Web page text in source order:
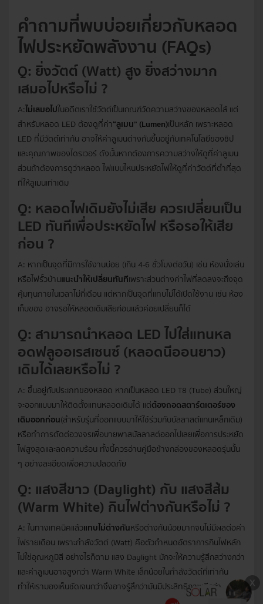
คำถามที่พบบ่อยเกี่ยวกับหลอด
ไฟประหยัดพลังงาน (FAQs)
Q: ยิ่งวัตต์ (Watt) สูง ยิ่งสว่างมาก
เสมอไปหรือไม่ ?
A:ไม่เสมอไปในอดีตเราใช้วัตต์เป็นเกณฑ์วัดความสว่างของหลอดไส้ แต่
สำหรับหลอด LED ต้องดูที่ค่า“ลูเมน” (Lumen)เป็นหลัก เพราะหลอด
LED ที่มีวัตต์เท่ากัน อาจให้ค่าลูเมนต่างกันขึ้นอยู่กับเทคโนโลยีของชิป
และคุณภาพของไดรเวอร์ ดังนั้นหากต้องการความสว่างให้ดูที่ค่าลูเมน
ส่วนถ้าต้องการดูว่าหลอด ไฟแบบไหนประหยัดไฟให้ดูที่ค่าวัตต์ที่ต่ำที่สุด
ที่ให้ลูเมนเท่าเดิม
Q: หลอดไฟเดิมยังไม่เสีย ควรเปลี่ยนเป็น
LED ทันทีเพื่อประหยัดไฟ หรือรอให้เสีย
ก่อน ?
A: หากเป็นจุดที่มีการใช้งานบ่อย (เกิน 4-6 ชั่วโมงต่อวัน) เช่น ห้องนั่งเล่น
หรือไฟรั้วบ้านแนะนำให้เปลี่ยนทันทีเพราะส่วนต่างค่าไฟที่ลดลงจะถึงจุด
คุ้มทุนภายในเวลาไม่กี่เดือน แต่หากเป็นจุดที่แทบไม่ได้เปิดใช้งาน เช่น ห้อง
เก็บของ อาจรอให้หลอดเดิมเสียก่อนแล้วค่อยเปลี่ยนก็ได้
Q: สามารถนำหลอด LED ไปใส่แทนหล
อดฟลูออเรสเซนซ์ (หลอดนีออนยาว)
เดิมได้เลยหรือไม่ ?
A: ขึ้นอยู่กับประเภทของหลอด หากเป็นหลอด LED T8 (Tube) ส่วนใหญ่
จะออกแบบมาให้ติดตั้งแทนหลอดเดิมได้ แต่ต้องถอดสตาร์ตเตอร์ของ
เดิมออกก่อน(สำหรับรุ่นที่ออกแบบมาให้ใช้ร่วมกับบัลลาสต์แกนเหล็กเดิม)
หรือทำการตัดต่อวงจรเพื่อบายพาสบัลลาสต์ออกไปเลยเพื่อการประหยัด
ไฟสูงสุดและลดความร้อน ทั้งนี้ควรอ่านคู่มือข้างกล่องของหลอดรุ่นนั้น
ๆ อย่างละเอียดเพื่อความปลอดภัย
Q: แสงสีขาว (Daylight) กับ แสงสีส้ม
(Warm White) กินไฟต่างกันหรือไม่ ?
A: ในทางเทคนิคแล้วแทบไม่ต่างกันหรือต่างกันน้อยมากจนไม่มีผลต่อค่า
ไฟรายเดือน เพราะกำลังวัตต์ (Watt) คือตัวกำหนดอัตราการกินไฟหลัก
ไม่ใช่อุณหภูมิสี อย่างไรก็ตาม แสง Daylight มักจะให้ความรู้สึกสว่างกว่า
และค่าลูเมนอาจสูงกว่า Warm White เล็กน้อยในกำลังวัตต์ที่เท่ากัน
ทำให้เรามองเห็นชัดเจนกว่าจึงอาจรู้สึกว่ามันมีประสิทธิภาพดีกว่า